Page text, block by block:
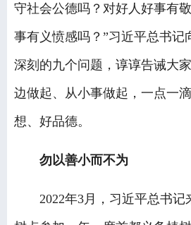
守社会公德吗？对好人好事有
事有义愤感吗？”习近平总书记
深刻的九个问题，谆谆告诫大
边做起、从小事做起，一点一
想、好品德。
勿以善小而不为
2022年3月，习近平总书记